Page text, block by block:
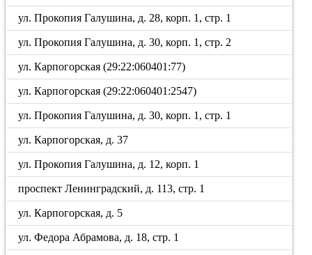
ул. Прокопия Галушина, д. 28, корп. 1, стр. 1
ул. Прокопия Галушина, д. 30, корп. 1, стр. 2
ул. Карпогорская (29:22:060401:77)
ул. Карпогорская (29:22:060401:2547)
ул. Прокопия Галушина, д. 30, корп. 1, стр. 1
ул. Карпогорская, д. 37
ул. Прокопия Галушина, д. 12, корп. 1
проспект Ленинградский, д. 113, стр. 1
ул. Карпогорская, д. 5
ул. Федора Абрамова, д. 18, стр. 1